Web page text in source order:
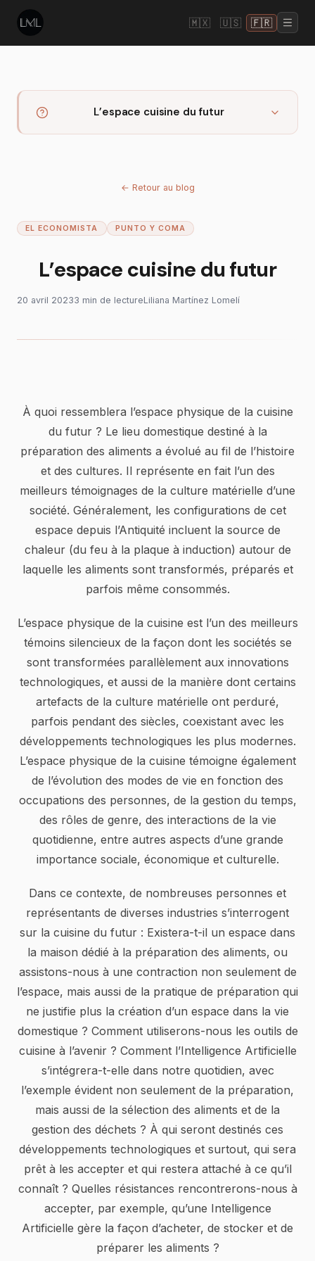
🇲🇽 🇺🇸 🇫🇷
L’espace cuisine du futur
← Retour au blog
EL ECONOMISTA PUNTO Y COMA
L’espace cuisine du futur
20 avril 20233 min de lectureLiliana Martínez Lomelí
À quoi ressemblera l’espace physique de la cuisine
du futur ? Le lieu domestique destiné à la
préparation des aliments a évolué au fil de l’histoire
et des cultures. Il représente en fait l’un des
meilleurs témoignages de la culture matérielle d’une
société. Généralement, les configurations de cet
espace depuis l’Antiquité incluent la source de
chaleur (du feu à la plaque à induction) autour de
laquelle les aliments sont transformés, préparés et
parfois même consommés.
L’espace physique de la cuisine est l’un des meilleurs
témoins silencieux de la façon dont les sociétés se
sont transformées parallèlement aux innovations
technologiques, et aussi de la manière dont certains
artefacts de la culture matérielle ont perduré,
parfois pendant des siècles, coexistant avec les
développements technologiques les plus modernes.
L’espace physique de la cuisine témoigne également
de l’évolution des modes de vie en fonction des
occupations des personnes, de la gestion du temps,
des rôles de genre, des interactions de la vie
quotidienne, entre autres aspects d’une grande
importance sociale, économique et culturelle.
Dans ce contexte, de nombreuses personnes et
représentants de diverses industries s’interrogent
sur la cuisine du futur : Existera-t-il un espace dans
la maison dédié à la préparation des aliments, ou
assistons-nous à une contraction non seulement de
l’espace, mais aussi de la pratique de préparation qui
ne justifie plus la création d’un espace dans la vie
domestique ? Comment utiliserons-nous les outils de
cuisine à l’avenir ? Comment l’Intelligence Artificielle
s’intégrera-t-elle dans notre quotidien, avec
l’exemple évident non seulement de la préparation,
mais aussi de la sélection des aliments et de la
gestion des déchets ? À qui seront destinés ces
développements technologiques et surtout, qui sera
prêt à les accepter et qui restera attaché à ce qu’il
connaît ? Quelles résistances rencontrerons-nous à
accepter, par exemple, qu’une Intelligence
Artificielle gère la façon d’acheter, de stocker et de
préparer les aliments ?